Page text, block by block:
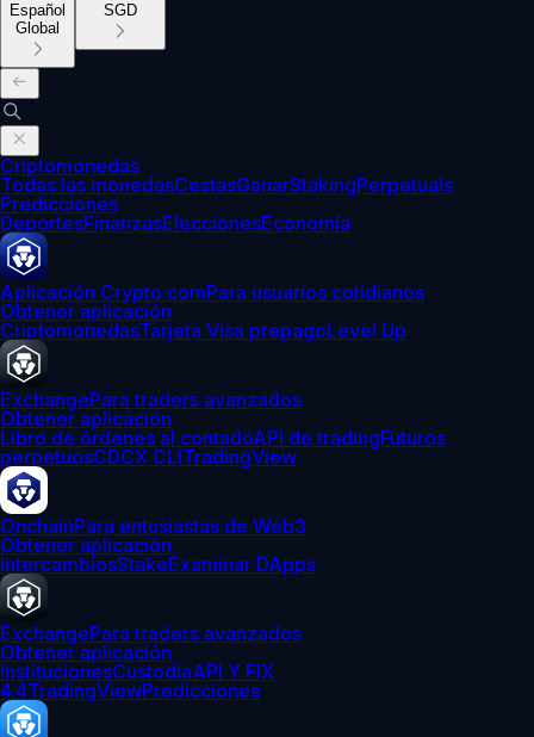
Español
Global
SGD
Criptomonedas
Todas las monedasCestasGanarStakingPerpetuals
Predicciones
DeportesFinanzasEleccionesEconomía
Aplicación Crypto.comPara usuarios cotidianos
Obtener aplicación
CriptomonedasTarjeta Visa prepagoLevel Up
ExchangePara traders avanzados
Obtener aplicación
Libro de órdenes al contadoAPI de tradingFuturos
perpetuosCDCX CLITradingView
OnchainPara entusiastas de Web3
Obtener aplicación
IntercambiosStakeExaminar DApps
ExchangePara traders avanzados
Obtener aplicación
InstitucionesCustodiaAPI Y FIX
4.4TradingViewPredicciones